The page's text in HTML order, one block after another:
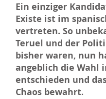
Ein einziger
Existe ist im
vertreten. So
Teruel und der
bisher waren, nun
angeblich die Wahl
entschieden und
Chaos bewahrt.